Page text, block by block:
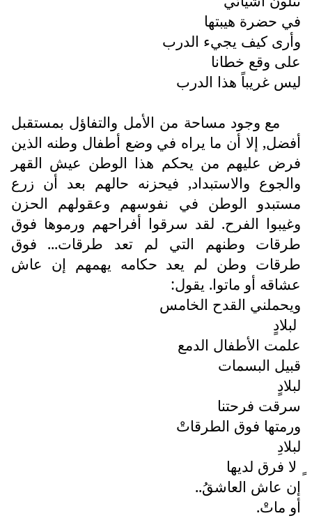
في حضرة هيبتها
وأرى كيف يجيء الدرب
على وقع خطانا
ليس غريباً هذا الدرب
مع وجود مساحة من الأمل والتفاؤل بمستقبل
أفضل, إلا أن ما يراه في وضع أطفال وطنه الذين
فرض عليهم من يحكم هذا الوطن عيش القهر
والجوع والاستبداد, فيحزنه حالهم بعد أن زرع
مستبدو الوطن في نفوسهم وعقولهم الحزن
وغيبوا الفرح. لقد سرقوا أفراحهم ورموها فوق
طرقات وطنهم التي لم تعد طرقات... فوق
طرقات وطن لم يعد حكامه يهمهم إن عاش
عشاقه أو ماتوا. يقول:
ويحملني القدح الخامس
لبلادٍ
علمت الأطفال الدمع
قبيل البسمات
لبلادٍ
سرقت فرحتنا
ورمتها فوق الطرقاتْ
لبلادِ
ٍ لا فرق لديها
إن عاش العاشقُ..
أو ماتْ.